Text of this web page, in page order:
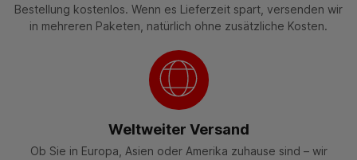
Bestellung kostenlos. Wenn es Lieferzeit spart, versenden wir
in mehreren Paketen, natürlich ohne zusätzliche Kosten.
Weltweiter Versand
Ob Sie in Europa, Asien oder Amerika zuhause sind – wir